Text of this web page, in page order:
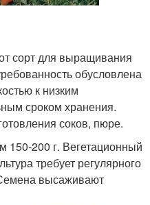
сорт для выращивания
обусловлена
к низким
сроком хранения.
соков, пюре.
150-200 г. Вегетационный
требует регулярного
высаживают